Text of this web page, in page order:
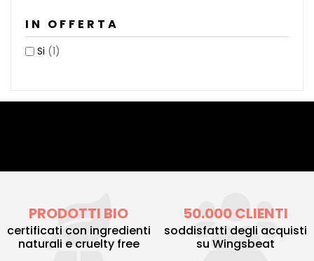
IN OFFERTA
Si (1)
PRODOTTI BIO
certificati con ingredienti
naturali e cruelty free
50.000 CLIENTI
soddisfatti degli acquisti
su Wingsbeat